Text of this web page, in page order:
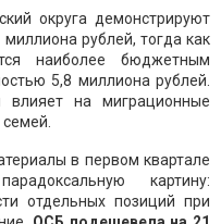
округа демонстрируют
рублей, тогда как
наиболее бюджетным
5,8 миллиона рублей.
влияет на миграционные
в первом квартале
картину:
отдельных позиций при